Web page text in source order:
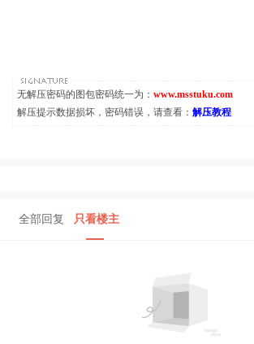
无解压密码的图包密码统一为： www.msstuku.com
解压提示数据损坏，密码错误，请查看： 解压教程
全部回复 只看楼主